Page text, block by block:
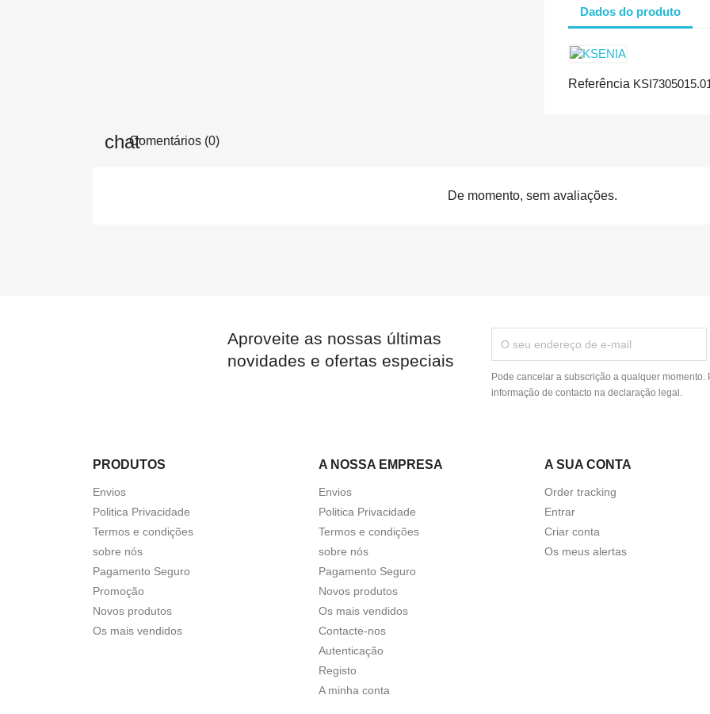
Dados do produto
Referência
Comentários (0)
De momento, sem avaliações.
Aproveite as nossas últimas
novidades e ofertas especiais
Pode cancelar a subscrição a qualquer momento.
informação de contacto na declaração legal.
PRODUTOS
Envios
Politica Privacidade
Termos e condições
sobre nós
Pagamento Seguro
Promoção
Novos produtos
Os mais vendidos
A NOSSA EMPRESA
Envios
Politica Privacidade
Termos e condições
sobre nós
Pagamento Seguro
Novos produtos
Os mais vendidos
Contacte-nos
Autenticação
Registo
A minha conta
A SUA CONTA
Order tracking
Entrar
Criar conta
Os meus alertas